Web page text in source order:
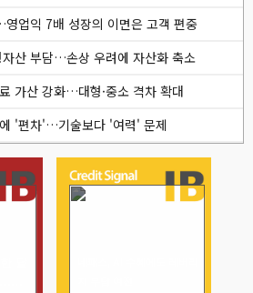
업익 7배 성장의 이면은 고객 편중
산 부담…손상 우려에 자산화 축소
가산 강화…대형·중소 격차 확대
'편차'…기술보다 '여력' 문제